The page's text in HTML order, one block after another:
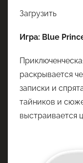
Загрузить
Игра: Blue
раскрывается
записки и
тайников и
выстраивается